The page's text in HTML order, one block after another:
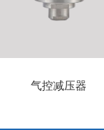
气控减压器